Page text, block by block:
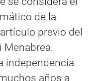
de la
previo del
independencia
años a